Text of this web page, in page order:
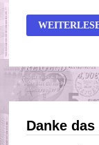
DIE
EINE
REINE
Danke